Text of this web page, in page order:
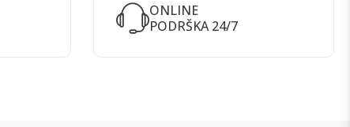
ONLINE
PODRŠKA 24/7